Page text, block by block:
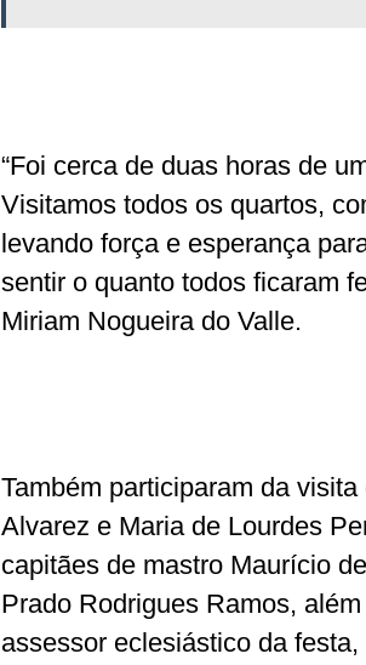
“Foi cerca de duas horas de
Visitamos todos os quartos,
levando força e esperança
sentir o quanto todos ficaram
Miriam Nogueira do Valle.
Também participaram da
Alvarez e Maria de Lourdes
capitães de mastro Maurício
Prado Rodrigues Ramos,
assessor eclesiástico da